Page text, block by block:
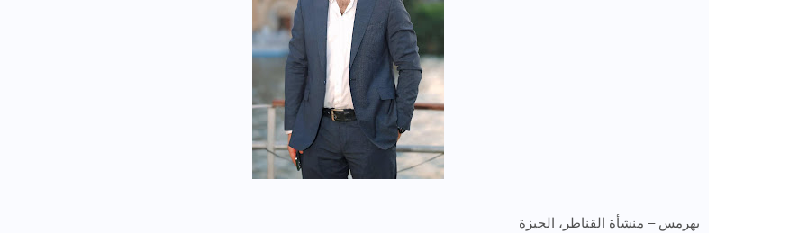
بهرمس – منشأة القناطر، الجيزة